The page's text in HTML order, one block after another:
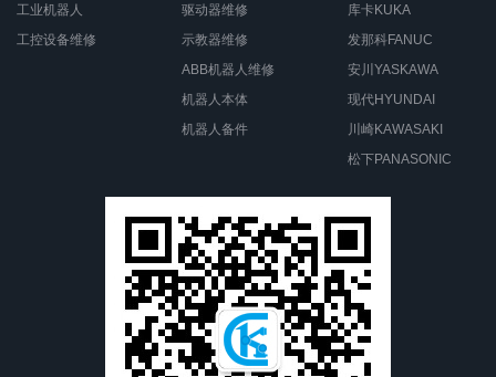
工业机器人
工控设备维修
驱动器维修
示教器维修
ABB机器人维修
机器人本体
机器人备件
库卡KUKA
发那科FANUC
安川YASKAWA
现代HYUNDAI
川崎KAWASAKI
松下PANASONIC